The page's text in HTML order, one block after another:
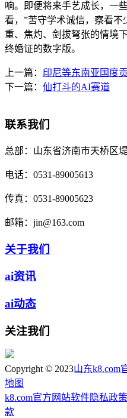
响。即便将来手艺成长，一
看，”苦守学术诚信，察看
重、焦灼、剑拔弩张的情境
终婚证的数字版。
上一篇： 印尼等东南亚国度
下一篇： 仙打斗的AI赛道
联系我们
总部： 山东省济南市天桥区
电话： 0531-89005613
传真： 0531-89005623
邮箱： jin@163.com
关于我们
ai资讯
ai动态
关注我们
Copyright © 2023山东k8.com
地图
k8.com官方网站软件隐私政策
款